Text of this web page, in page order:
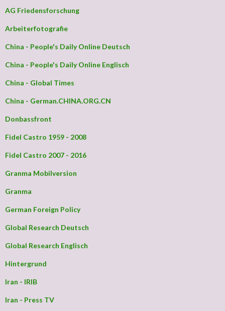
AG Friedensforschung
Arbeiterfotografie
China - People's Daily Online Deutsch
China - People's Daily Online Englisch
China - Global Times
China - German.CHINA.ORG.CN
Donbassfront
Fidel Castro 1959 - 2008
Fidel Castro 2007 - 2016
Granma Mobilversion
Granma
German Foreign Policy
Global Research Deutsch
Global Research Englisch
Hintergrund
Iran - IRIB
Iran - Press TV